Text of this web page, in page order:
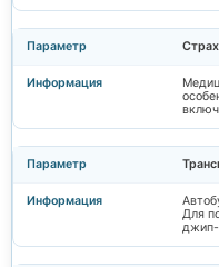
Для
джип-